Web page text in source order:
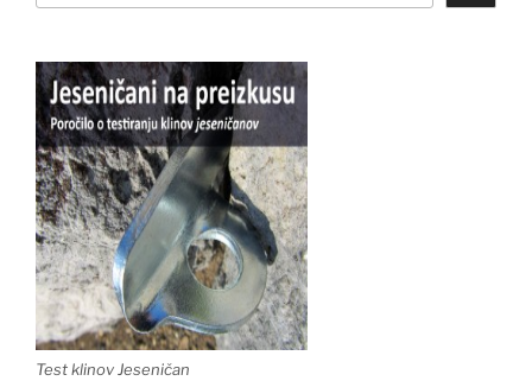
Test klinov Jeseničan